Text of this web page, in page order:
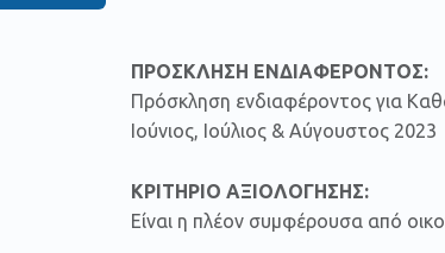
ΠΡΟΣΚΛΗΣΗ ΕΝΔΙΑΦΕΡΟΝΤΟΣ:
Πρόσκληση ενδιαφέροντος για
Ιούνιος, Ιούλιος & Αύγουστος 2023
ΚΡΙΤΗΡΙΟ ΑΞΙΟΛΟΓΗΣΗΣ:
Είναι η πλέον συμφέρουσα από